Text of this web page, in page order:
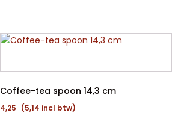
Coffee-tea spoon 14,3 cm
4,25 (5,14 incl btw)